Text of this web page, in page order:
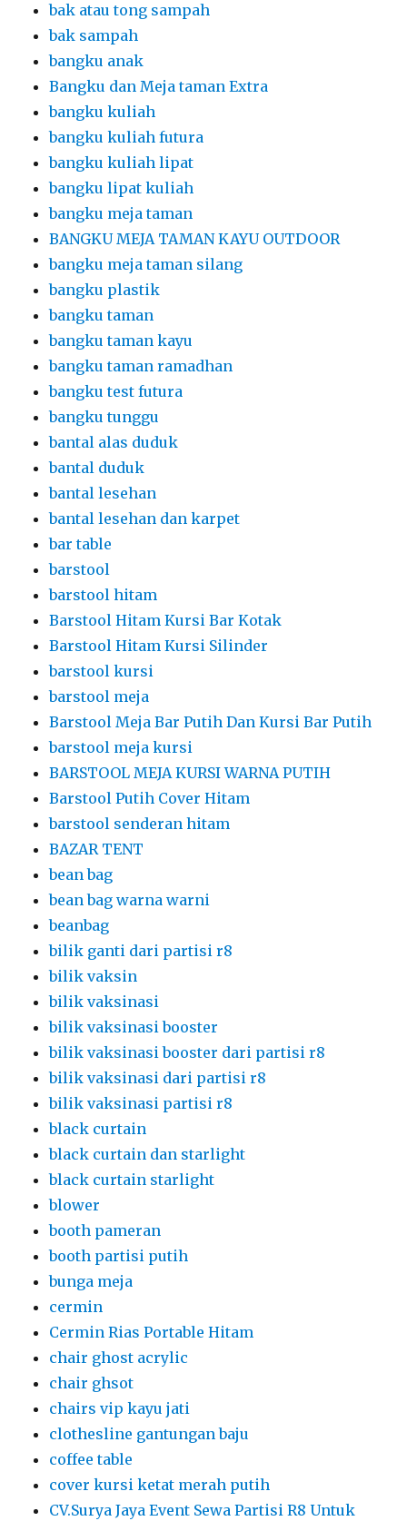
bak atau tong sampah
bak sampah
bangku anak
Bangku dan Meja taman Extra
bangku kuliah
bangku kuliah futura
bangku kuliah lipat
bangku lipat kuliah
bangku meja taman
BANGKU MEJA TAMAN KAYU OUTDOOR
bangku meja taman silang
bangku plastik
bangku taman
bangku taman kayu
bangku taman ramadhan
bangku test futura
bangku tunggu
bantal alas duduk
bantal duduk
bantal lesehan
bantal lesehan dan karpet
bar table
barstool
barstool hitam
Barstool Hitam Kursi Bar Kotak
Barstool Hitam Kursi Silinder
barstool kursi
barstool meja
Barstool Meja Bar Putih Dan Kursi Bar Putih
barstool meja kursi
BARSTOOL MEJA KURSI WARNA PUTIH
Barstool Putih Cover Hitam
barstool senderan hitam
BAZAR TENT
bean bag
bean bag warna warni
beanbag
bilik ganti dari partisi r8
bilik vaksin
bilik vaksinasi
bilik vaksinasi booster
bilik vaksinasi booster dari partisi r8
bilik vaksinasi dari partisi r8
bilik vaksinasi partisi r8
black curtain
black curtain dan starlight
black curtain starlight
blower
booth pameran
booth partisi putih
bunga meja
cermin
Cermin Rias Portable Hitam
chair ghost acrylic
chair ghsot
chairs vip kayu jati
clothesline gantungan baju
coffee table
cover kursi ketat merah putih
CV.Surya Jaya Event Sewa Partisi R8 Untuk